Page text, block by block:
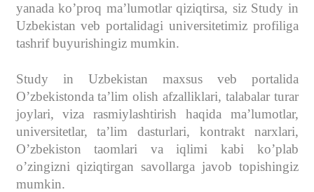
yanada ko’proq ma’lumotlar qiziqtirsa, siz Study in
Uzbekistan veb portalidagi universitetimiz profiliga
tashrif buyurishingiz mumkin.
Study in Uzbekistan maxsus veb portalida
O’zbekistonda ta’lim olish afzalliklari, talabalar turar
joylari, viza rasmiylashtirish haqida ma’lumotlar,
universitetlar, ta’lim dasturlari, kontrakt narxlari,
O’zbekiston taomlari va iqlimi kabi ko’plab
o’zingizni qiziqtirgan savollarga javob topishingiz
mumkin.